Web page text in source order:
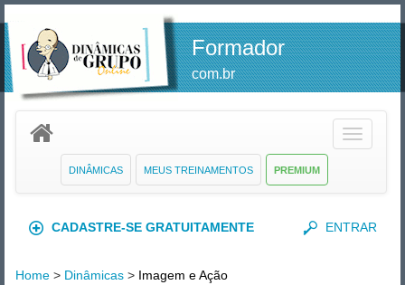
Formador
com.br
Toggle
PREMIUM
MEUS TREINAMENTOS
DINÂMICAS
CADASTRE-SE GRATUITAMENTE ENTRAR
Home > Dinâmicas > Imagem e Ação